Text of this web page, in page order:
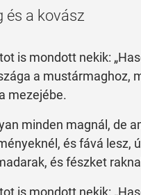
és a kovász
is mondott nekik:
a mustármaghoz,
mezejébe.
minden magnál, de
és fává lesz,
és fészket
is mondott nekik: